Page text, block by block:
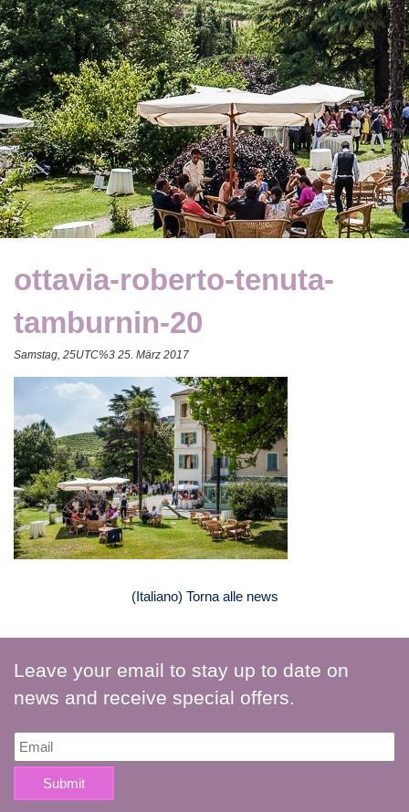
ottavia-roberto-tenuta-
tamburnin-20
Samstag, 25UTC%3 25. März 2017
(Italiano) Torna alle news
Leave your email to stay up to date on
news and receive special offers.